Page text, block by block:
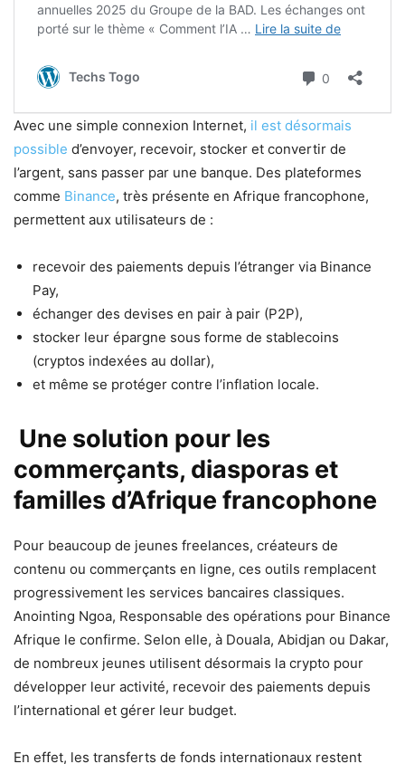
Avec une simple connexion Internet, il est désormais
possible d’envoyer, recevoir, stocker et convertir de
l’argent, sans passer par une banque. Des plateformes
comme Binance, très présente en Afrique francophone,
permettent aux utilisateurs de :
recevoir des paiements depuis l’étranger via Binance
Pay,
échanger des devises en pair à pair (P2P),
stocker leur épargne sous forme de stablecoins
(cryptos indexées au dollar),
et même se protéger contre l’inflation locale.
Une solution pour les
commerçants, diasporas et
familles d’Afrique francophone
Pour beaucoup de jeunes freelances, créateurs de
contenu ou commerçants en ligne, ces outils remplacent
progressivement les services bancaires classiques.
Anointing Ngoa, Responsable des opérations pour Binance
Afrique le confirme. Selon elle, à Douala, Abidjan ou Dakar,
de nombreux jeunes utilisent désormais la crypto pour
développer leur activité, recevoir des paiements depuis
l’international et gérer leur budget.
En effet, les transferts de fonds internationaux restent